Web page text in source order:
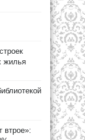
жилья
втрое»: